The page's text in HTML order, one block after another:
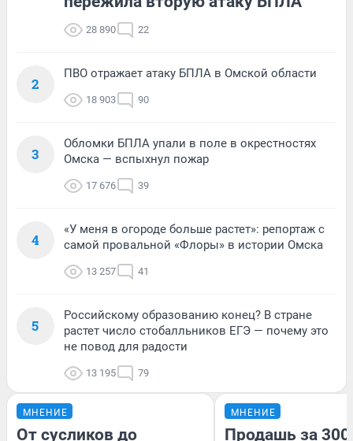
28 890 22
2
ПВО отражает атаку БПЛА в Омской области
18 903 90
3
Обломки БПЛА упали в поле в окрестностях
Омска — вспыхнул пожар
17 676 39
4
«У меня в огороде больше растет»: репортаж с
самой провальной «Флоры» в истории Омска
13 257 41
5
Российскому образованию конец? В стране
растет число стобалльников ЕГЭ — почему это
не повод для радости
13 195 79
МНЕНИЕ
От сусликов до
МНЕНИЕ
Продашь за